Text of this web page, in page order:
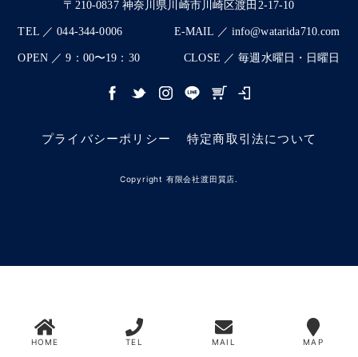
〒210-0837 神奈川県川崎市川崎区渡田2-17-10
TEL ／ 044-344-0006 E-MAIL ／ info@watarida710.com
OPEN ／ 9：00〜19：30 CLOSE ／ 毎週水曜日・日曜日
プライバシーポリシー 特定商取引法について
Copyright 有限会社渡田質店.
HOME TEL MAIL MAP